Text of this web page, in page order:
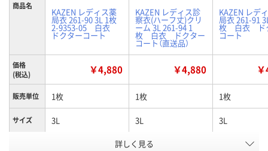
商品名
KAZEN レディス薬
局衣 261-90 3L 1枚
2-9353-05 白衣
ドクターコート
KAZEN レディス診
察衣(ハーフ丈)クリ
ーム 3L 261-94 1
枚 白衣 ドクター
コート（直送品）
KAZEN レデ
局衣 261-91
枚 白衣 ド
コート
価格
(税込)
￥4,880 ￥4,880
販売単位 1枚 1枚 1枚
サイズ 3L 3L 3L
クリーム サックスブ
詳しく見る